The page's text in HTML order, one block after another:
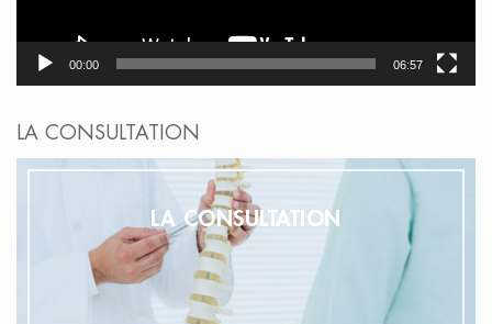
00:00 06:57
LA CONSULTATION
LA CONSULTATION